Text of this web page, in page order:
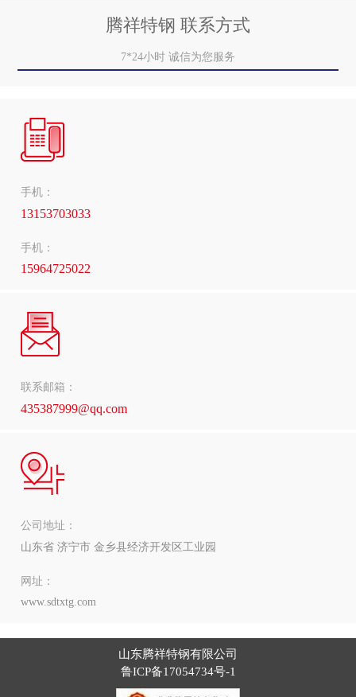
腾祥特钢 联系方式
7*24小时 诚信为您服务
手机：
13153703033
手机：
15964725022
联系邮箱：
435387999@qq.com
公司地址：
山东省 济宁市 金乡县经济开发区工业园
网址：
www.sdtxtg.com
山东腾祥特钢有限公司
鲁ICP备17054734号-1